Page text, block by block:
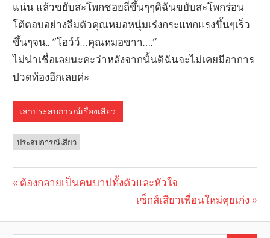
แน่น แล้วขยับสะโพกซอยถี่ขึ้นๆๆดิฉันขยับสะโพกร่อน
โต้ตอบอย่างลืมตัวคุณหมอหนุ่มเร่งกระแทกแรงขึ้นๆเร็ว
ขึ้นๆจน.. “โอว์ว์…คุณหมอขาา….”
ไม่น่าเชื่อเลยนะคะว่าหลังจากนั้นดิฉันจะไม่เคยมีอาการ
ปวดท้องอีกเลยค่ะ
เล่าประสบการณ์เรื่องเสียว
ประสบการณ์เสียว
navigation
Previous
ต้องกลายเป็นคนบาปทั้งตัวและหัวใจ
Next
เซ็กส์เสียวเพื่อนใหม่คุยเก่ง